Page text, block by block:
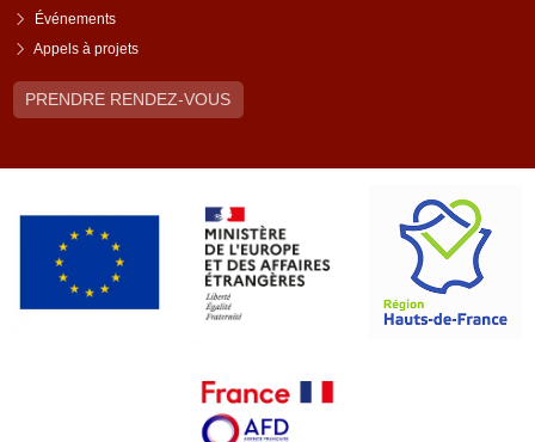
Événements
Appels à projets
PRENDRE RENDEZ-VOUS